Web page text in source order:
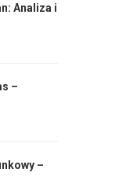
Analiza i
–
–